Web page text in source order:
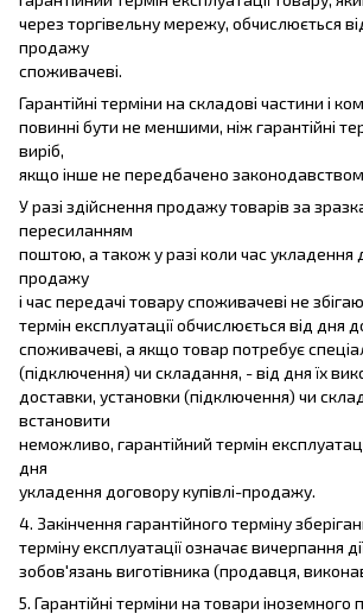
через торгівельну мережу, обчислюється
продажу
споживачеві.
Гарантійні терміни на складові частини і
повинні бути не меншими, ніж гарантійні
виріб,
якщо інше не передбачено
У разі здійснення продажу товарів за
пересиланням
поштою, а також у разі коли час укладення
продажу
і час передачі товару споживачеві не
термін експлуатації обчислюється від дня
споживачеві, а якщо товар потребує
(підключення) чи складання, - від дня їх
доставки, установки (підключення) чи
встановити
неможливо, гарантійний термін
дня
укладення договору купівлі-продажу.
4. Закінчення гарантійного терміну
терміну експлуатації означає вичерпання
зобов'язань виготівника (продавця,
5. Гарантійні терміни на товари